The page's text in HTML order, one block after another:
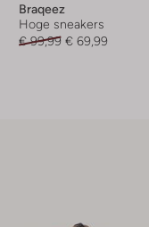
Braqeez
Hoge sneakers
€ 99,99 € 69,99